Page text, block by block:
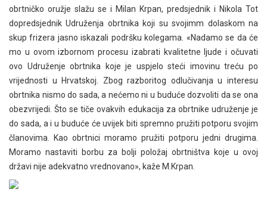
obrtničko oružje slažu se i Milan Krpan, predsjednik i Nikola Tot
dopredsjednik Udruženja obrtnika koji su svojimm dolaskom na
skup frizera jasno iskazali podršku kolegama. «Nadamo se da će
mo u ovom izbornom procesu izabrati kvalitetne ljude i očuvati
ovo Udruženje obrtnika koje je uspjelo steći imovinu treću po
vrijednosti u Hrvatskoj. Zbog razboritog odlučivanja u interesu
obrtnika nismo do sada, a nećemo ni u buduće dozvoliti da se ona
obezvrijedi. Što se tiče ovakvih edukacija za obrtnike udruženje je
do sada, a i u buduće će uvijek biti spremno pružiti potporu svojim
članovima. Kao obrtnici moramo pružiti potporu jedni drugima.
Moramo nastaviti borbu za bolji položaj obrtništva koje u ovoj
državi nije adekvatno vrednovano», kaže M.Krpan.